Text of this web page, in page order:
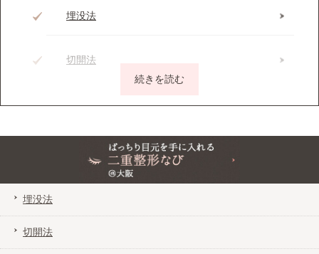
埋没法
切開法
マイクロ切開法（部分切開法）
ぱっちり目元を手に入れる二重整形なび＠大阪
埋没法
切開法